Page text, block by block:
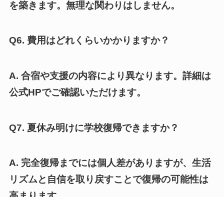
を築きます。無理な関わりはしません。
Q6. 費用はどれくらいかかりますか？
A. 合宿や支援の内容により異なります。詳細は
公式HPでご確認いただけます。
Q7. 夏休み明けに学校復帰できますか？
A. 完全復帰までには個人差がありますが、生活
リズムと自信を取り戻すことで復帰の可能性は